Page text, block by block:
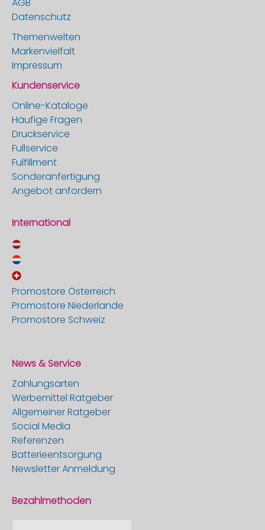
Datenschutz
Themenwelten
Markenvielfalt
Impressum
Kundenservice
Online-Kataloge
Häufige Fragen
Druckservice
Fullservice
Fulfillment
Sonderanfertigung
Angebot anfordern
International
Promostore Österreich
Promostore Niederlande
Promostore Schweiz
News & Service
Zahlungsarten
Werbemittel Ratgeber
Allgemeiner Ratgeber
Social Media
Referenzen
Batterieentsorgung
Newsletter Anmeldung
Bezahlmethoden